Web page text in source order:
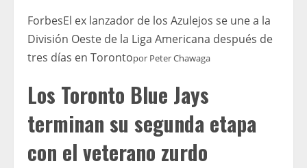
ForbesEl ex lanzador de los Azulejos se une a la
División Oeste de la Liga Americana después de
tres días en Torontopor Peter Chawaga
Los Toronto Blue Jays
terminan su segunda etapa
con el veterano zurdo